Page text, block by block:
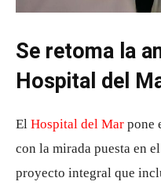
Se retoma la
Hospital del
El Hospital del Mar pone
con la mirada puesta en
proyecto integral que